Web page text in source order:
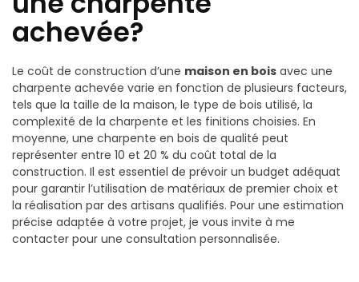
achevée?
Le coût de construction d’une maison en bois avec une
charpente achevée varie en fonction de plusieurs facteurs,
tels que la taille de la maison, le type de bois utilisé, la
complexité de la charpente et les finitions choisies. En
moyenne, une charpente en bois de qualité peut
représenter entre 10 et 20 % du coût total de la
construction. Il est essentiel de prévoir un budget adéquat
pour garantir l’utilisation de matériaux de premier choix et
la réalisation par des artisans qualifiés. Pour une estimation
précise adaptée à votre projet, je vous invite à me
contacter pour une consultation personnalisée.